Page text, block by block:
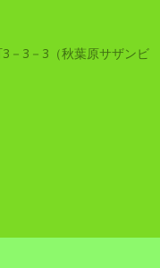
－3－3（秋葉原サザンビ